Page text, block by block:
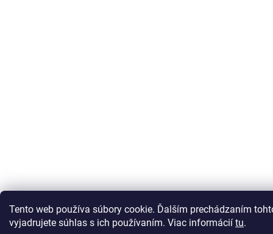
Tento web používa súbory cookie. Ďalším prechádzaním
vyjadrujete súhlas s ich používaním. Viac informácií tu.